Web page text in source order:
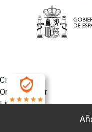
Cierra
Ordenado por
Limpiar